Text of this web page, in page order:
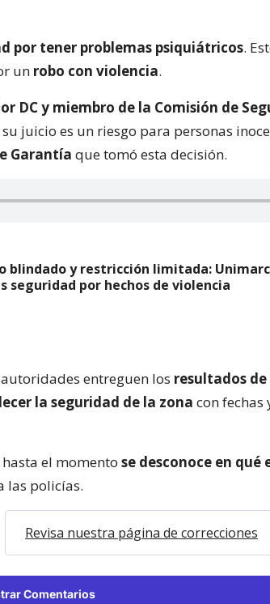
por tener problemas psiquiátricos.
un robo con violencia.
DC y miembro de la Comisión de
juicio es un riesgo para personas
Garantía que tomó esta decisión.
blindado y restricción limitada:
seguridad por hechos de violencia
entreguen los resultados de
la seguridad de la zona con fechas
el momento se desconoce en qué
las policías.
Revisa nuestra página de correcciones
Comentarios